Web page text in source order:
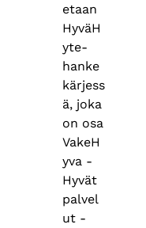
etaan
HyväH
yte-
hanke
kärjess
ä, joka
on osa
VakeH
yva -
Hyvät
palvel
ut -